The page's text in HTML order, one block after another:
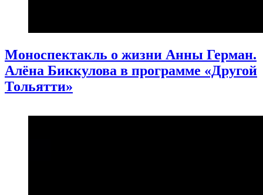
Моноспектакль о жизни Анны Герман.
Алёна Биккулова в программе «Другой
Тольятти»